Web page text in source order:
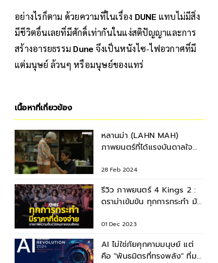
อย่างไรก็ตาม ด้วยความที่ในเรื่อง DUNE แทบไม่มีสิ่ง
มีชีวิตอื่นเลยที่มีศักดิ์เท่ากันในแง่สติปัญญาและการ
สร้างอารยธรรม Dune จึงเป็นหนังไซ-ไฟอวกาศที่มี
แต่มนุษย์ ล้วนๆ หรือมนุษย์ของแทร่
เนื้อหาที่เกี่ยวข้อง
หลานม่า (LAHN MAH)
ภาพยนตร์ที่ได้แรงบันดาลใจ
28 Feb 2024
รีวิว ภาพยนตร์ 4 Kings 2 :
ดราม่าเข้มข้น ทุกการกระทำ มัน
01 Dec 2023
AI ไม่ใช่ภัยคุกคามมนุษย์ แต่
คือ "พันธมิตรที่ทรงพลัง" ที่มา